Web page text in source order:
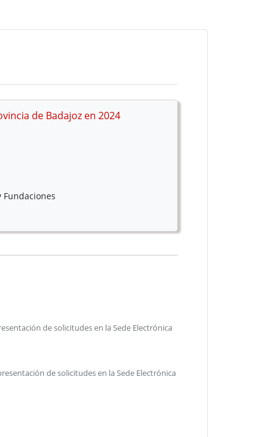
de Badajoz en 2024
de solicitudes en la Sede Electrónica
de solicitudes en la Sede Electrónica